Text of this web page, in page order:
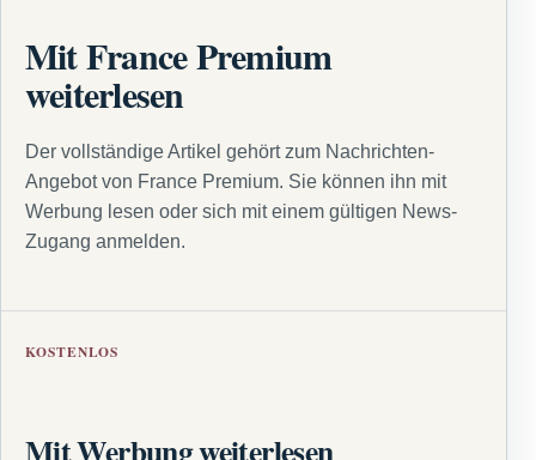
Mit France Premium
weiterlesen
Der vollständige Artikel gehört zum Nachrichten-
Angebot von France Premium. Sie können ihn mit
Werbung lesen oder sich mit einem gültigen News-
Zugang anmelden.
KOSTENLOS
Mit Werbung weiterlesen